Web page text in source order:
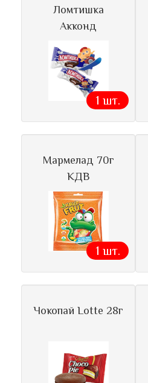
Ломтишка
Акконд
1 шт.
Мармелад 70г
КДВ
1 шт.
Чокопай Lotte 28г